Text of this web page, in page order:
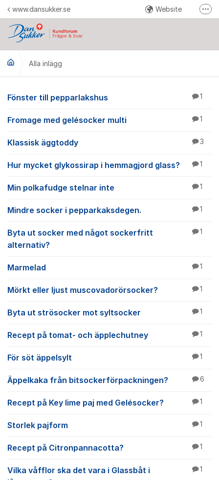
Hoppa till innehåll
www.dansukker.se Website
Alla inlägg
Alla inlägg
Fönster till pepparlakshus 1
Fromage med gelésocker multi 1
Klassisk äggtoddy 3
Hur mycket glykossirap i hemmagjord glass? 1
Min polkafudge stelnar inte 1
Mindre socker i pepparkaksdegen. 1
Byta ut socker med något sockerfritt
alternativ?
1
Marmelad 1
Mörkt eller ljust muscovadorörsocker? 1
Byta ut strösocker mot syltsocker 1
Recept på tomat- och äpplechutney 1
För söt äppelsylt 1
Äppelkaka från bitsockerförpackningen? 6
Recept på Key lime paj med Gelésocker? 1
Storlek pajform 1
Recept på Citronpannacotta? 1
Vilka våfflor ska det vara i Glassbåt i
1